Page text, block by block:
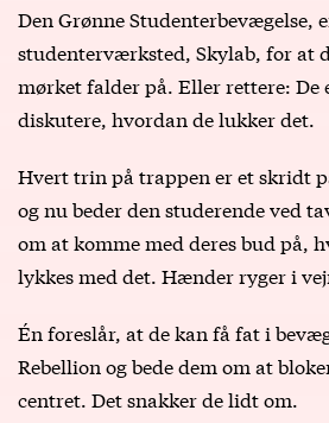
Den Grønne Studenterbevægelse,
studenterværksted, Skylab, for at
mørket falder på. Eller rettere: De
diskutere, hvordan de lukker det.
Hvert trin på trappen er et skridt
og nu beder den studerende ved
om at komme med deres bud på,
lykkes med det. Hænder ryger i
Én foreslår, at de kan få fat i
Rebellion og bede dem om at
centret. Det snakker de lidt om.